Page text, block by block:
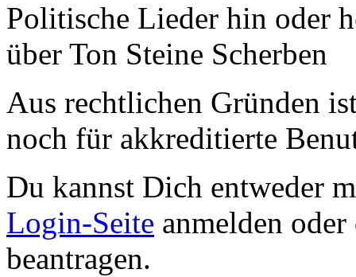
Politische Lieder hin oder
über Ton Steine Scherben
Aus rechtlichen Gründen
noch für akkreditierte
Du kannst Dich entweder
Login-Seite anmelden
beantragen.